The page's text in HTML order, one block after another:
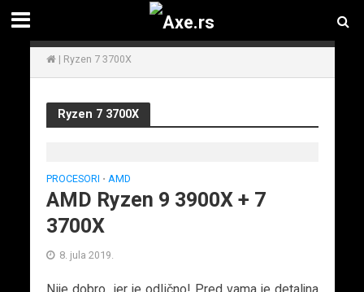
| Ryzen 7 3700X
Ryzen 7 3700X
PROCESORI • AMD
AMD Ryzen 9 3900X + 7
3700X
8. jula 2019.